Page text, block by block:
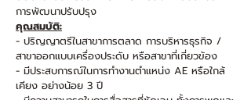
การพัฒนาปรับปรุง
คุณสมบัติ:
- ปริญญาตรีในสาขาการตลาด การบริหารธุรกิจ /
สาขาออกแบบเครื่องประดับ หรือสาขาที่เกี่ยวข้อง
- มีประสบการณ์ในการทำงานตำแหน่ง AE หรือใกล้
เคียง อย่างน้อย 3 ปี